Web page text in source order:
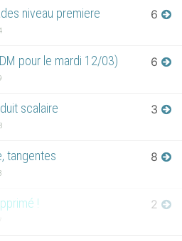
niveau premiere 6
pour le mardi 12/03) 6
scalaire 3
tangentes 8
! 2